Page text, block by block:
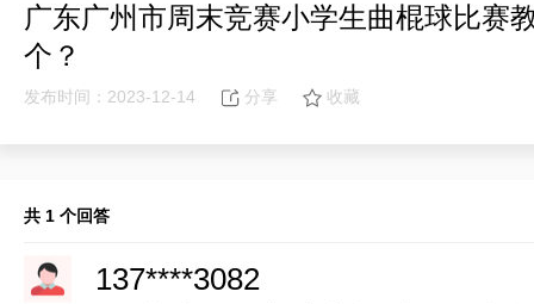
广东广州市周末竞赛小学生曲棍球比赛
个？
发布时间：2023-12-14 分享 收藏
共 1 个回答
137****3082